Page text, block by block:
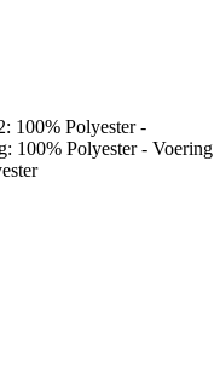
100% Polyester -
100% Polyester - Voering